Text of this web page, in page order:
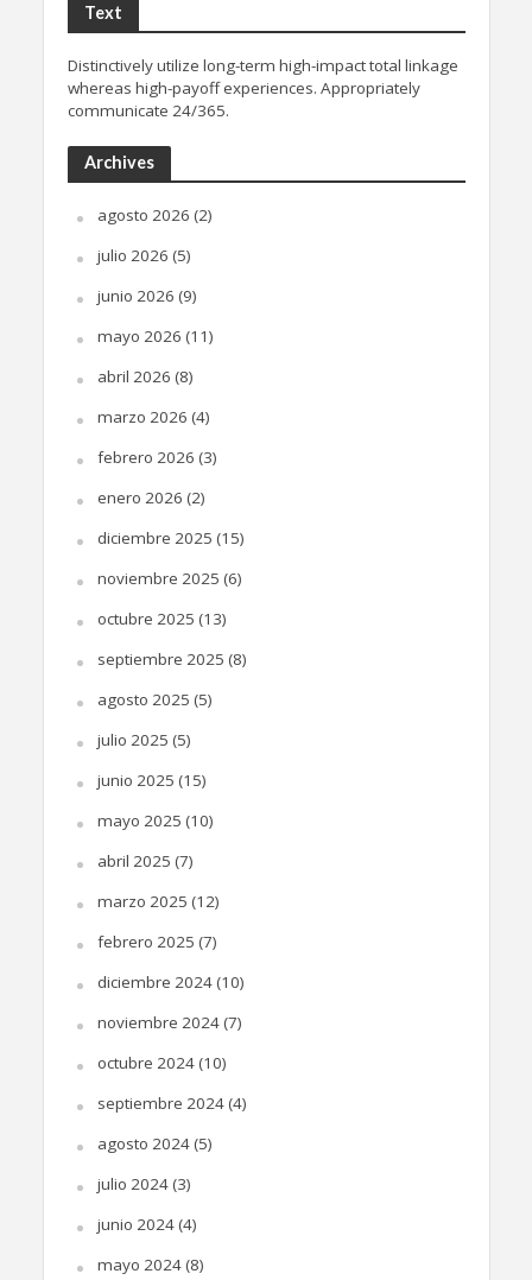
Text
Distinctively utilize long-term high-impact total linkage
whereas high-payoff experiences. Appropriately
communicate 24/365.
Archives
agosto 2026 (2)
julio 2026 (5)
junio 2026 (9)
mayo 2026 (11)
abril 2026 (8)
marzo 2026 (4)
febrero 2026 (3)
enero 2026 (2)
diciembre 2025 (15)
noviembre 2025 (6)
octubre 2025 (13)
septiembre 2025 (8)
agosto 2025 (5)
julio 2025 (5)
junio 2025 (15)
mayo 2025 (10)
abril 2025 (7)
marzo 2025 (12)
febrero 2025 (7)
diciembre 2024(10)
noviembre 2024(7)
octubre 2024(10)
septiembre 2024(4)
agosto 2024(5)
julio 2024(3)
junio 2024(4)
mayo 2024(8)